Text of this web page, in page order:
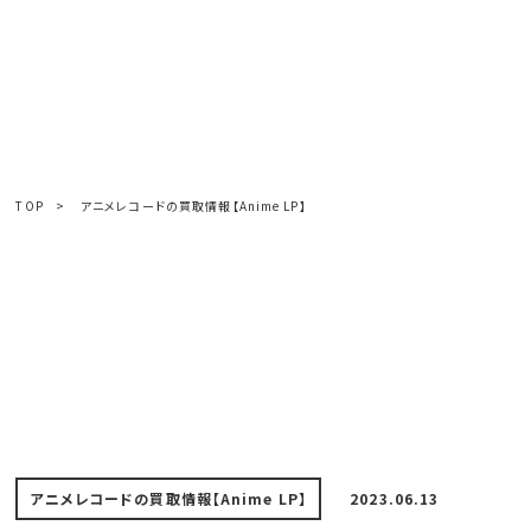
TOP > アニメレコードの買取情報【Anime LP】
アニメレコードの買取情報【Anime LP】 2023.06.13